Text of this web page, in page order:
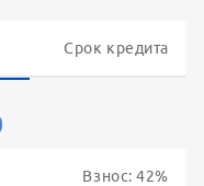
Взнос:42%
Срок кредита